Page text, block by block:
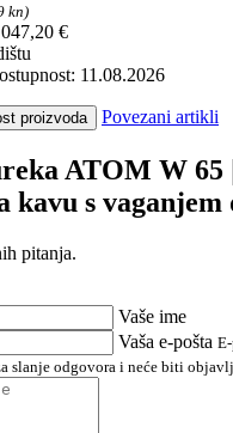
kn)
€
11.08.2026
proizvoda Povezani artikli
ATOM W 65
kavu s vaganjem
pitanja.
Vaše ime
Vaša e-pošta
slanje odgovora i neće biti